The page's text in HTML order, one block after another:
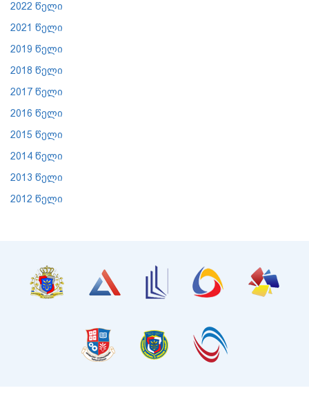
2022 წელი
2021 წელი
2019 წელი
2018 წელი
2017 წელი
2016 წელი
2015 წელი
2014 წელი
2013 წელი
2012 წელი